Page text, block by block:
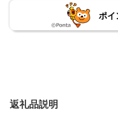
ポイ
返礼品説明